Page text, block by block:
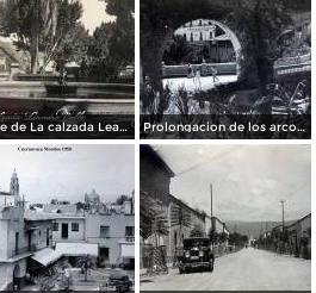
Fuente de La calzada Leandro Valle. Prolongacion de los arcos de Guadalupe.